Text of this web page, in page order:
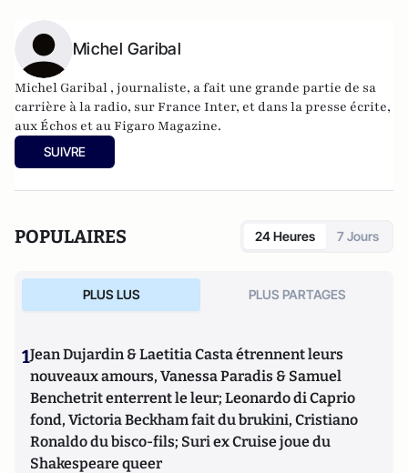
Michel Garibal
Michel Garibal , journaliste, a fait une grande partie de sa
carrière à la radio, sur France Inter, et dans la presse écrite,
aux Échos et au Figaro Magazine.
SUIVRE
POPULAIRES 24 Heures 7 Jours
PLUS LUS PLUS PARTAGES
1Jean Dujardin & Laetitia Casta étrennent leurs
nouveaux amours, Vanessa Paradis & Samuel
Benchetrit enterrent le leur; Leonardo di Caprio
fond, Victoria Beckham fait du brukini, Cristiano
Ronaldo du bisco-fils; Suri ex Cruise joue du
Shakespeare queer